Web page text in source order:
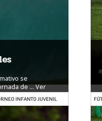
se
de ...Ver
INFANTO JUVENIL